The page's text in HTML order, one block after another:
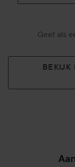
Geef als
BEKIJK